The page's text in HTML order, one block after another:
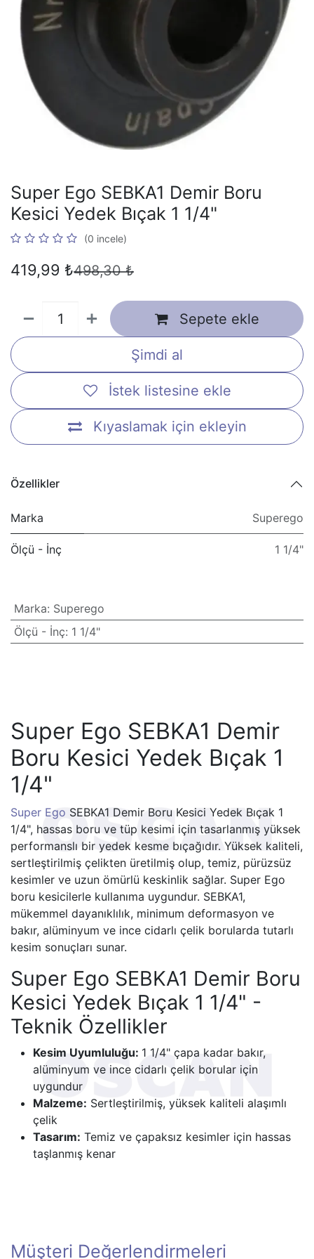
Super Ego SEBKA1 Demir Boru
Kesici Yedek Bıçak 1 1/4"
(0 incele)
419,99 ₺498,30₺
Sepete ekle
Şimdi al
Kıyaslamak için ekleyin
İstek listesine ekle
Özellikler
Marka Superego
Ölçü - İnç 1 1/4"
Marka: Superego
Ölçü - İnç: 1 1/4"
Super Ego SEBKA1 Demir
Boru Kesici Yedek Bıçak 1
1/4"
Super Ego SEBKA1 Demir Boru Kesici Yedek Bıçak 1
1/4", hassas boru ve tüp kesimi için tasarlanmış yüksek
performanslı bir yedek kesme bıçağıdır. Yüksek kaliteli,
sertleştirilmiş çelikten üretilmiş olup, temiz, pürüzsüz
kesimler ve uzun ömürlü keskinlik sağlar. Super Ego
boru kesicilerle kullanıma uygundur. SEBKA1,
mükemmel dayanıklılık, minimum deformasyon ve
bakır, alüminyum ve ince cidarlı çelik borularda tutarlı
kesim sonuçları sunar.
Super Ego SEBKA1 Demir Boru
Kesici Yedek Bıçak 1 1/4" -
Teknik Özellikler
Kesim Uyumluluğu: 1 1/4" çapa kadar bakır,
alüminyum ve ince cidarlı çelik borular için
uygundur
Malzeme: Sertleştirilmiş, yüksek kaliteli alaşımlı
çelik
Tasarım: Temiz ve çapaksız kesimler için hassas
taşlanmış kenar
Müşteri Değerlendirmeleri